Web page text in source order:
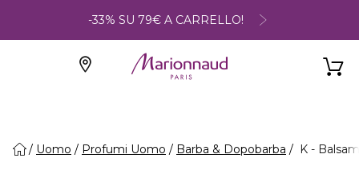
-33% SU 79€ A CARRELLO!
Uomo Profumi Uomo Barba & Dopobarba K -